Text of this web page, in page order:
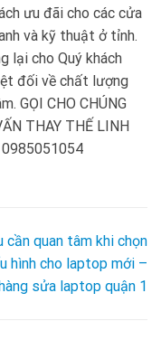
ưu đãi cho các cửa
và kỹ thuật ở tỉnh.
lại cho Quý khách
đối về chất lượng
GỌI CHO CHÚNG
THAY THẾ LINH
0985051054
cần quan tâm khi chọn
hình cho laptop mới –
sửa laptop quận 1